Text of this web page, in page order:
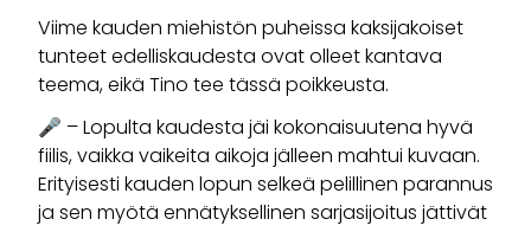
Viime kauden miehistön puheissa kaksijakoiset
tunteet edelliskaudesta ovat olleet kantava
teema, eikä Tino tee tässä poikkeusta.
🎤 – Lopulta kaudesta jäi kokonaisuutena hyvä
fiilis, vaikka vaikeita aikoja jälleen mahtui kuvaan.
Erityisesti kauden lopun selkeä pelillinen parannus
ja sen myötä ennätyksellinen sarjasijoitus jättivät